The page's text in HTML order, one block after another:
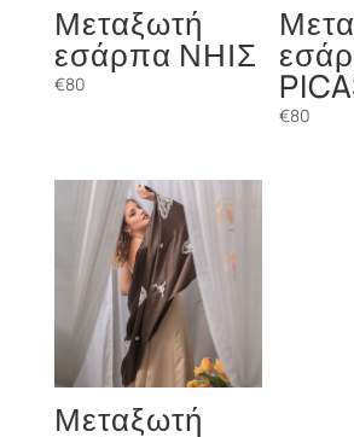
Μεταξωτή
εσάρπα ΝΗΙΣ
€80
€80
Μεταξωτή